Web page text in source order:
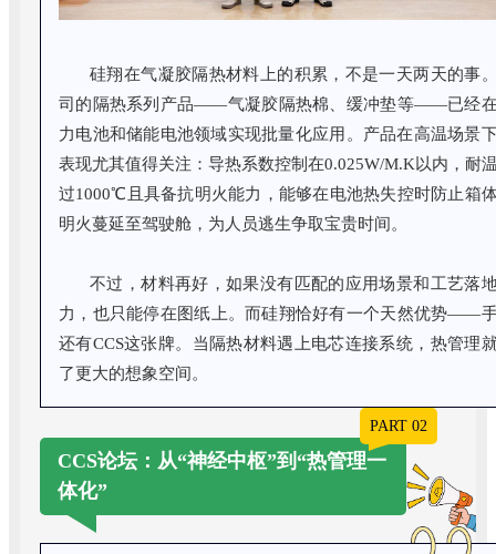
硅翔在气凝胶隔热材料上的积累，不是一天两天的事
司的隔热系列产品——气凝胶隔热棉、缓冲垫等——已经
力电池和储能电池领域实现批量化应用。产品在高温场景
表现尤其值得关注：导热系数控制在0.025W/M.K以内，耐
过1000℃且具备抗明火能力，能够在电池热失控时防止箱
明火蔓延至驾驶舱，为人员逃生争取宝贵时间。
不过，材料再好，如果没有匹配的应用场景和工艺落
力，也只能停在图纸上。而硅翔恰好有一个天然优势——
还有CCS这张牌。当隔热材料遇上电芯连接系统，热管理
了更大的想象空间。
PART 02
CCS论坛：从“神经中枢”到“热管理一
体化”